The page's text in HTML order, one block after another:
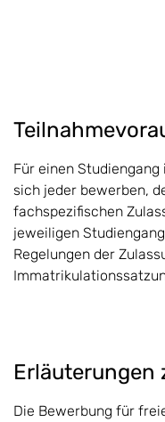
Für einen
sich jeder bewerben,
fachspezifischen
jeweiligen
Regelungen der
Erläuterungen
Die Bewerbung für